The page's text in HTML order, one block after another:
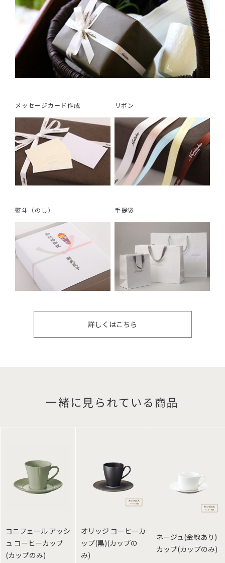
メッセージカード作成 リボン
熨斗（のし） 手提袋
詳しくはこちら
一緒に見られている商品
コニフェール アッシ
ュ コーヒーカップ
(カップのみ)
オリッジ コーヒーカ
ップ(黒)(カップの
み)
ネージュ(金線あり)
カップ(カップのみ)